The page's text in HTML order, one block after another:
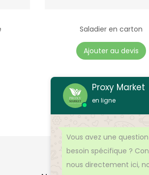
Saladier en carton
Ajouter au devis
Proxy Market
en ligne
Vous avez une
besoin spécifique ?
nous directement ici,